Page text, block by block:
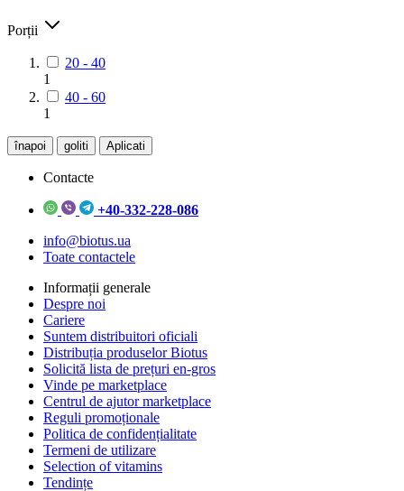
Porții
20 - 40
1
40 - 60
1
înapoi goliti Aplicati
Contacte
+40-332-228-086
info@biotus.ua
Toate contactele
Informații generale
Despre noi
Cariere
Suntem distribuitori oficiali
Distribuția produselor Biotus
Solicită lista de prețuri en-gros
Vinde pe marketplace
Centrul de ajutor marketplace
Reguli promoționale
Politica de confidențialitate
Termeni de utilizare
Selection of vitamins
Tendințe